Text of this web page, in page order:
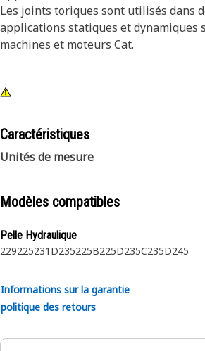
Les joints toriques sont utilisés dans
applications statiques et dynamiques
machines et moteurs Cat.
Caractéristiques
Unités de mesure
Modèles compatibles
Pelle Hydraulique
229225231D235225B225D235C235D245
Informations sur la garantie
politique des retours